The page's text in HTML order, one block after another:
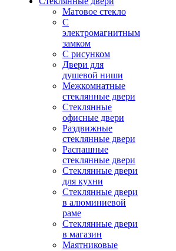
Матовое стекло
С
электромагнитным
замком
С рисунком
Двери для
душевой ниши
Межкомнатные
стеклянные двери
Стеклянные
офисные двери
Раздвижные
стеклянные двери
Распашные
стеклянные двери
Стеклянные двери
для кухни
Стеклянные двери
в алюминиевой
раме
Стеклянные двери
в магазин
Маятниковые